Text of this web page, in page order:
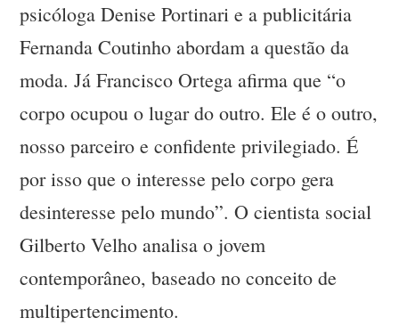
psicóloga Denise Portinari e a publicitária
Fernanda Coutinho abordam a questão da
moda. Já Francisco Ortega afirma que “o
corpo ocupou o lugar do outro. Ele é o outro,
nosso parceiro e confidente privilegiado. É
por isso que o interesse pelo corpo gera
desinteresse pelo mundo”. O cientista social
Gilberto Velho analisa o jovem
contemporâneo, baseado no conceito de
multipertencimento.